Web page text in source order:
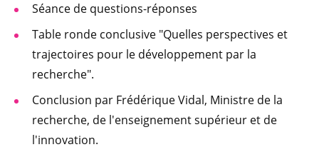
Séance de questions-réponses
Table ronde conclusive "Quelles perspectives et
trajectoires pour le développement par la
recherche".
Conclusion par Frédérique Vidal, Ministre de la
recherche, de l'enseignement supérieur et de
l'innovation.